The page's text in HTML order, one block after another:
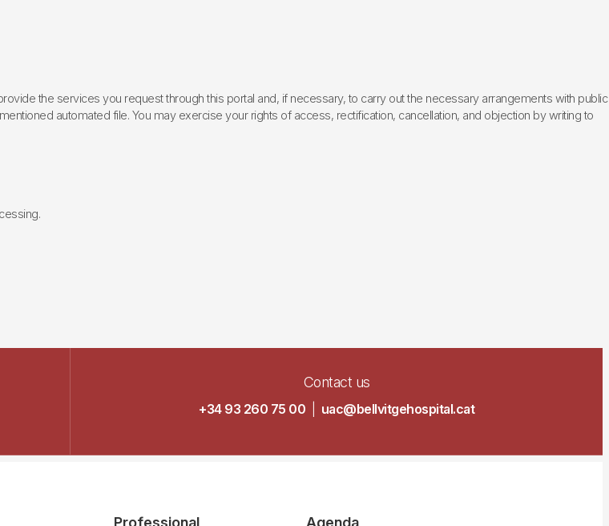
the services you request through this portal and, if necessary, to carry out the necessary arrangements with public
automated file. You may exercise your rights of access, rectification, cancellation, and objection by writing to
Contact us
+34 93 260 75 00 uac@bellvitgehospital.cat
Professional Agenda